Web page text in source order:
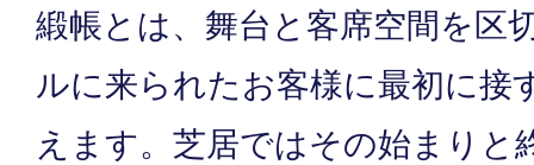
緞帳とは、舞台と客席空間を区
ルに来られたお客様に最初に接
えます。芝居ではその始まりと